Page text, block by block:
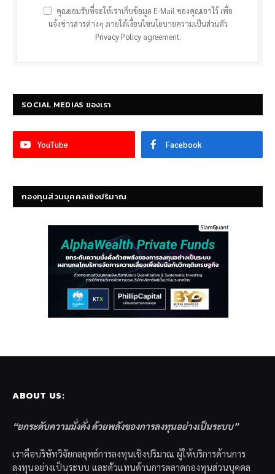
คุณยอมรับที่จะให้เราเก็บข้อมูล E-Mail ของคุณเอาไว้ เพื่อ
แจ้งข่าวสารต่างๆ ภายใต้เงื่อนไขนโยบายความเป็นส่วนตัว
Privacy Policyagreement.
SOCIAL MEDIAS ของเรา
YouTube Facebook
กองทุนส่วนบุคคลเชิงปริมาณ
ABOUT US:
“ยกระดับความมั่งคั่ง ด้วยพลังของการลงทุนอย่างเป็นระบบ”
เราคือบริษัทวิจัยกลยุทธ์การลงทุนเชิงปริมาณ ผู้ให้บริการด้านการ
ลงทุนอย่างเป็นระบบ และตัวแทนด้านการตลาดกองทุนส่วนบุคคล